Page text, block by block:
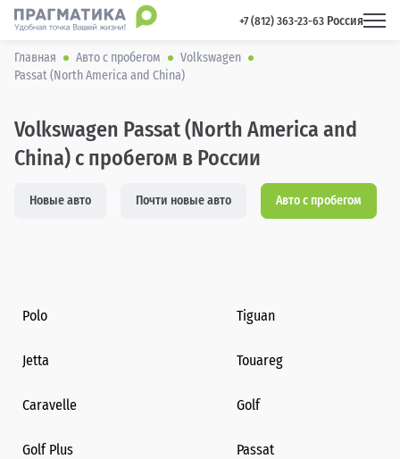
+7 (812) 363-23-63 Россия
Главная Авто с пробегом
Volkswagen
Passat (North America and China)
Volkswagen Passat (North America and
China) с пробегом в России
Новые авто Почти новые авто Авто с пробегом
Polo Tiguan
Jetta Touareg
Caravelle Golf
Golf Plus Passat